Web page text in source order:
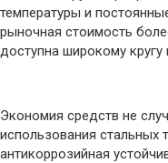
температуры и
рыночная стоимость
доступна широкому кругу
Экономия средств не
использования стальных
антикоррозийная